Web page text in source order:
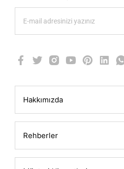
Hakkımızda
Rehberler